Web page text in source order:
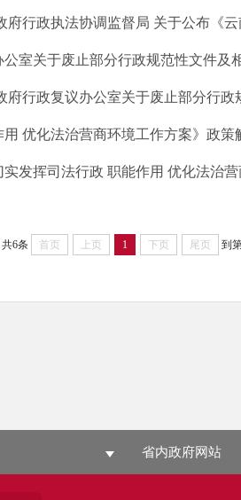
府行政执法协调监督局 关于公布《
室关于废止部分行政规范性文件及
府行政复议办公室关于废止部分行政
用 优化法治营商环境工作方案》政策
发挥司法行政 职能作用 优化法治
共6条 首页 上页 1 下页 尾页 到
省内政府网站